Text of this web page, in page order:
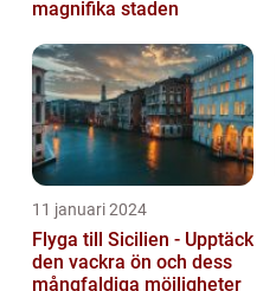
magnifika staden
11 januari 2024
Flyga till Sicilien - Upptäck
den vackra ön och dess
mångfaldiga möjligheter